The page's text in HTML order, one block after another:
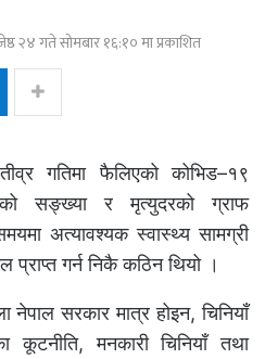
२४ गते सोमबार १६:१० मा प्रकाशित
गतिमा फैलिएको कोभिड–१९
सङ्ख्या र मृत्युदरको ग्राफ
अत्यावश्यक स्वास्थ्य सामग्री
गर्न निकै कठिन थियो ।
नेपाल सरकार मात्र होइन, चिनियाँ
कूटनीति, मनकारी चिनियाँ तथा